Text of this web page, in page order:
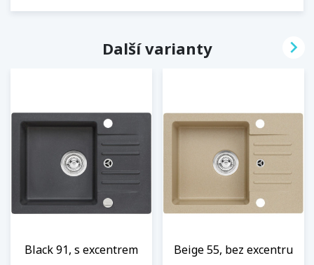
Další varianty
Black 91, s excentrem Beige 55, bez excentru
